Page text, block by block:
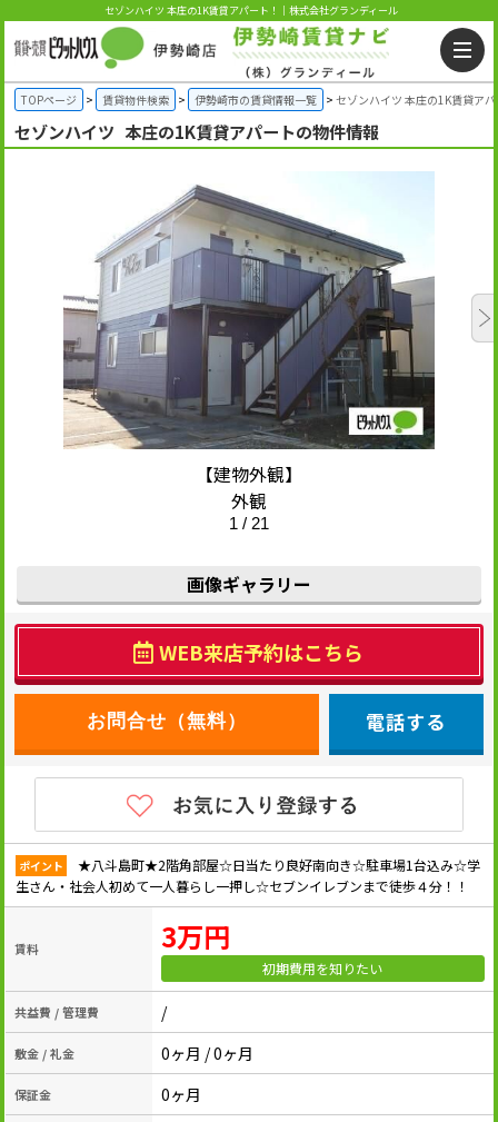
セゾンハイツ 本庄の1K賃貸アパート！｜株式会社グランディール
TOPページ 賃貸物件検索 伊勢崎市の賃貸情報一覧 セゾンハイツ 本庄の1K賃貸ア
セゾンハイツ 本庄の1K賃貸アパートの物件情報
【建物外観】
外観
1 / 21
画像ギャラリー
WEB来店予約はこちら
電話する
ポイント
★八斗島町★2階角部屋☆日当たり良好南向き☆駐車場1台込み☆学
生さん・社会人初めて一人暮らし一押し☆セブンイレブンまで徒歩４分！！
賃料 3万円
初期費用を知りたい
共益費 / 管理費 /
敷金 / 礼金 0ヶ月 / 0ヶ月
保証金 0ヶ月